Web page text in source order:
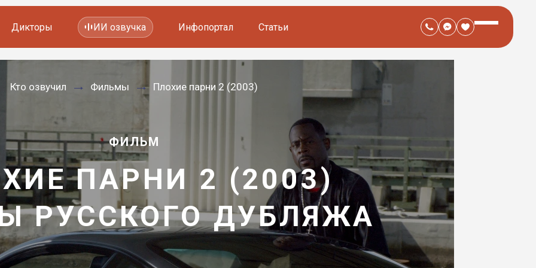
Мультфильмов
Дикторы ИИ озвучка Инфопортал Статьи
Кто озвучил Фильмы Плохие парни 2 (2003)
ФИЛЬМ
ПАРНИ 2 (2003)
—
РУССКОГО ДУБЛЯЖА